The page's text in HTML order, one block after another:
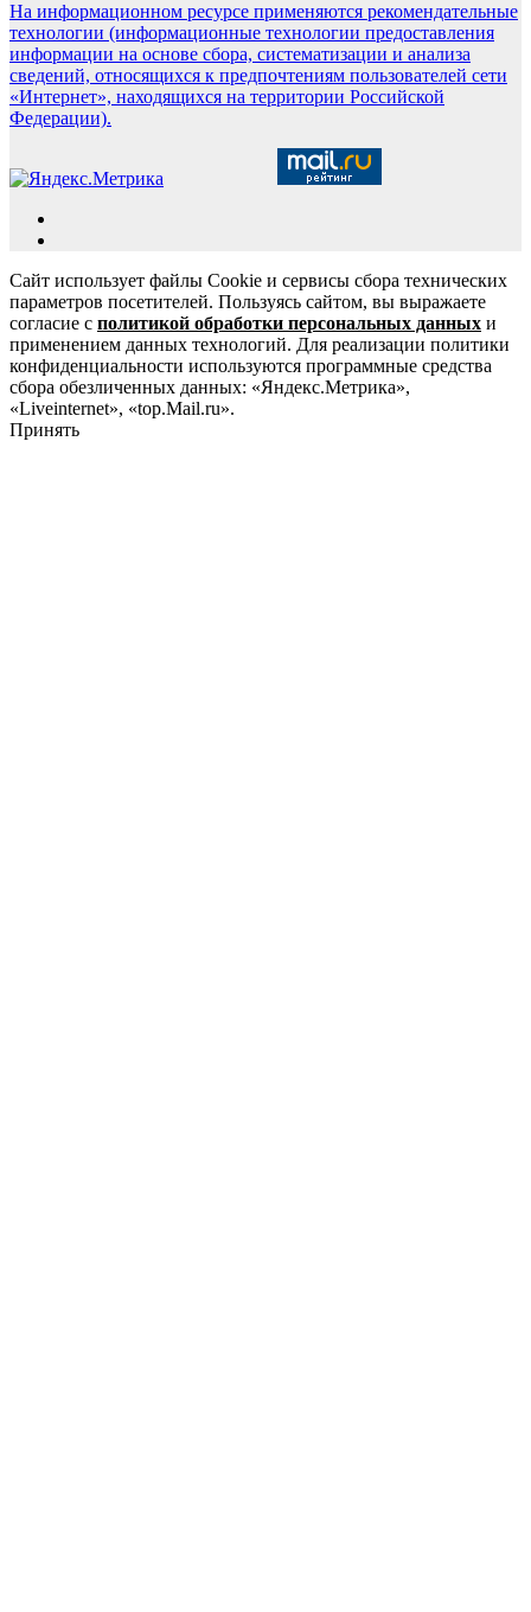
На информационном ресурсе применяются рекомендательные
технологии (информационные технологии предоставления
информации на основе сбора, систематизации и анализа
сведений, относящихся к предпочтениям пользователей сети
«Интернет», находящихся на территории Российской
Федерации).
Сайт использует файлы Cookie и сервисы сбора технических
параметров посетителей. Пользуясь сайтом, вы выражаете
согласие с политикой обработки персональных данных и
применением данных технологий. Для реализации политики
конфиденциальности используются программные средства
сбора обезличенных данных: «Яндекс.Метрика»,
«Liveinternet», «top.Mail.ru».
Принять